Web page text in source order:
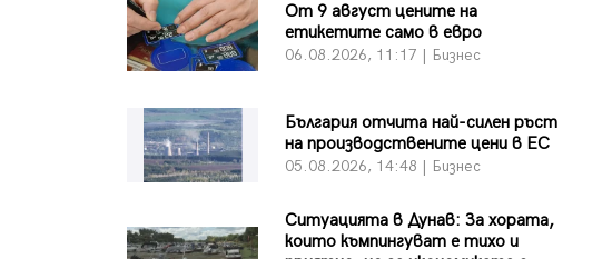
От 9 август цените на
етикетите само в евро
06.08.2026, 11:17 | Бизнес
България отчита най-силен ръст
на производствените цени в ЕС
05.08.2026, 14:48 | Бизнес
Ситуацията в Дунав: За хората,
които къмпингуват е тихо и